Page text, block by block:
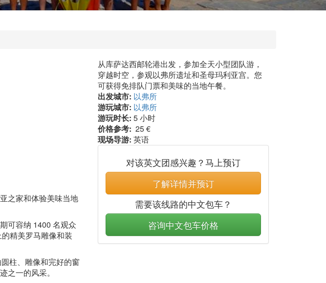
之家和体验美味当地
可容纳 1400 名观众
精美罗马雕像和装
柱、雕像和完好的窗
之一的风采。
从库萨达西邮轮港出发，参加全天小型团队游，
穿越时空，参观以弗所遗址和圣母玛利亚宫。您
可获得免排队门票和美味的当地午餐。
出发城市: 以弗所
游玩城市: 以弗所
游玩时长: 5 小时
价格参考: 25 €
现场导游: 英语
对该英文团感兴趣？马上预订
了解详情并预订
需要该线路的中文包车？
咨询中文包车价格